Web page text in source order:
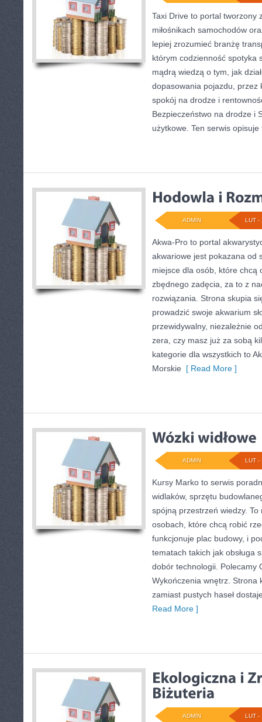
Taxi Drive to portal tworzony
miłośnikach samochodów
lepiej zrozumieć branżę
którym codzienność spotyka
mądrą wiedzą o tym, jak
dopasowania pojazdu, przez
spokój na drodze i
Bezpieczeństwo na drodze i
użytkowe. Ten serwis opisuje
LUT -
ADMIN
Akwa-Pro to portal
akwariowe jest pokazana od
miejsce dla osób, które chcą
zbędnego zadęcia, za to z
rozwiązania. Strona skupia
prowadzić swoje akwarium
przewidywalny, niezależnie
zera, czy masz już za sobą
kategorie dla wszystkich to
Morskie [ Read More ]
LUT -
ADMIN
Kursy Marko to serwis
widlaków, sprzętu
spójną przestrzeń wiedzy.
osobach, które chcą robić
funkcjonuje plac budowy, i
tematach takich jak obsługa
dobór technologii. Polecamy
Wykończenia wnętrz. Strona
zamiast pustych haseł
Read More ]
LUT -
ADMIN